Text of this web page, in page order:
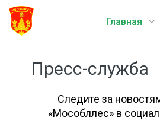
Главная
Пресс-служба
Следите за
«Мособллес» в